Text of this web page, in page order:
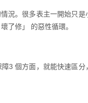
況。很多表主一開始只是
了修」 的惡性循環。
3 個方面，就能快速區分，